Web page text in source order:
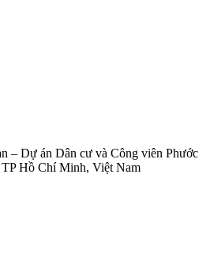
– Dự án Dân cư và Công viên Phước
Hồ Chí Minh, Việt Nam